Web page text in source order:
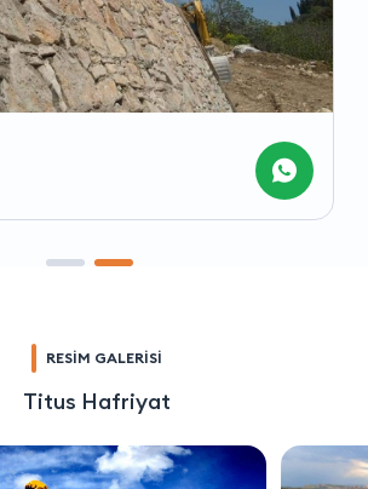
RESİM GALERİSİ
Titus Hafriyat